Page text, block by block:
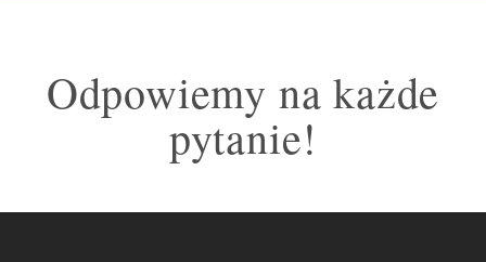
Odpowiemy na każde
pytanie!